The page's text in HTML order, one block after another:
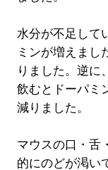
水分が不足して
ミンが増えまし
りました。逆に
飲むとドーパミ
減りました。
マウスの口・舌
的にのどが渇い